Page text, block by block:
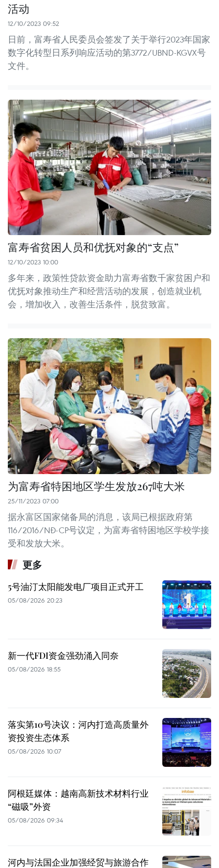
活动
12/10/2023 09:52
日前，富寿省人民委员会签发了关于举行2023年国家
数字化转型日系列响应活动的第3772/UBND-KGVX号
文件。
富寿省贫困人员和优抚对象的“支点”
12/10/2023 10:00
多年来，政策性贷款资金助力富寿省数千家贫困户和
优抚对象推动生产和经营活动的发展，创造就业机
会，增加收入，改善生活条件，脱贫致富。
为富寿省特困地区学生发放267吨大米
25/11/2023 07:00
据永富区国家储备局的消息，该局已根据政府第
116/2016/NĐ-CP号议定，为富寿省特困地区学校学接
受和发放大米。
更多
5号油汀太阳能发电厂项目正式开工
05/08/2026 20:23
新一代FDI资金强劲涌入同奈
05/08/2026 18:55
落实第10号决议：河内打造高质量外
资投资生态体系
05/08/2026 10:07
阿根廷媒体：越南高新技术材料行业
“磁吸”外资
05/08/2026 09:34
河内与法国企业加强经贸与旅游合作